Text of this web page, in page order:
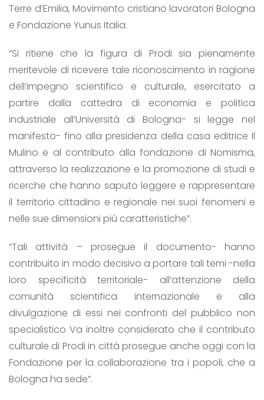
Terre d’Emilia, Movimento cristiano lavoratori Bologna
e Fondazione Yunus Italia.
“Si ritiene che la figura di Prodi sia pienamente
meritevole di ricevere tale riconoscimento in ragione
dell’impegno scientifico e culturale, esercitato a
partire dalla cattedra di economia e politica
industriale all’Università di Bologna- si legge nel
manifesto- fino alla presidenza della casa editrice Il
Mulino e al contributo alla fondazione di Nomisma,
attraverso la realizzazione e la promozione di studi e
ricerche che hanno saputo leggere e rappresentare
il territorio cittadino e regionale nei suoi fenomeni e
nelle sue dimensioni più caratteristiche”.
“Tali attività – prosegue il documento- hanno
contribuito in modo decisivo a portare tali temi -nella
loro specificità territoriale- all’attenzione della
comunità scientifica internazionale e alla
divulgazione di essi nei confronti del pubblico non
specialistico Va inoltre considerato che il contributo
culturale di Prodi in città prosegue anche oggi con la
Fondazione per la collaborazione tra i popoli, che a
Bologna ha sede”.